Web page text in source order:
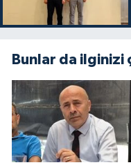
Bunlar da ilginizi